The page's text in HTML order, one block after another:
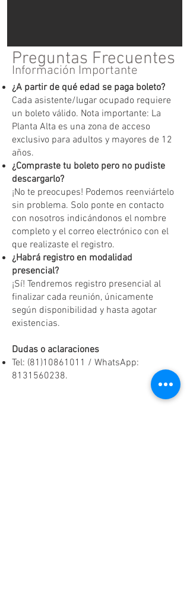
Preguntas Frecuentes
Información Importante
¿A partir de qué edad se paga boleto?
Cada asistente/lugar ocupado requiere
un boleto válido. Nota importante: La
Planta Alta es una zona de acceso
exclusivo para adultos y mayores de 12
años.
¿Compraste tu boleto pero no pudiste
descargarlo?
¡No te preocupes! Podemos reenviártelo
sin problema. Solo ponte en contacto
con nosotros indicándonos el nombre
completo y el correo electrónico con el
que realizaste el registro.
¿Habrá registro en modalidad
presencial?
¡Sí! Tendremos registro presencial al
finalizar cada reunión, únicamente
según disponibilidad y hasta agotar
existencias.
Dudas o aclaraciones
Tel: (81)10861011 / WhatsApp:
8131560238.